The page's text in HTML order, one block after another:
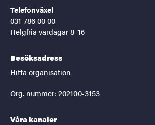
Telefonväxel
031-786 00 00
Helgfria vardagar 8-16
Besöksadress
Hitta organisation
Org. nummer: 202100-3153
Våra kanaler